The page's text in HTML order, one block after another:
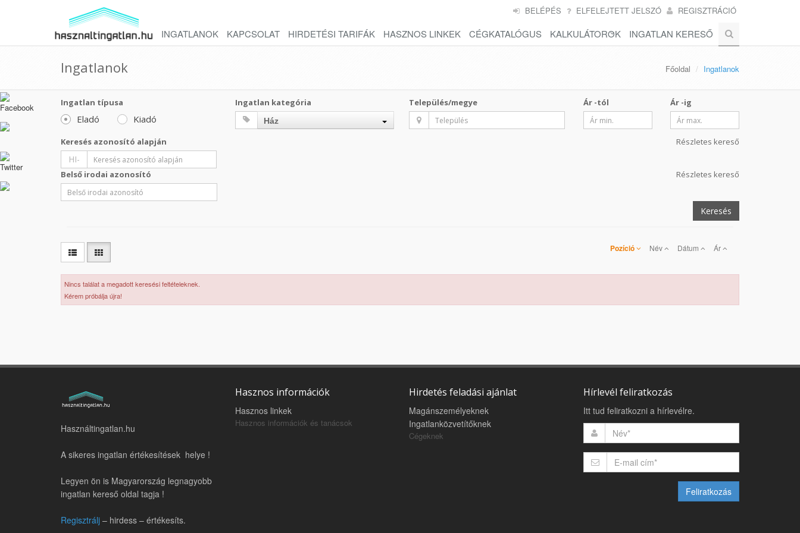
BELÉPÉS ELFELEJTETT JELSZÓ REGISZTRÁCIÓ
INGATLANOK KAPCSOLAT HIRDETÉSI TARIFÁK HASZNOS LINKEK CÉGKATALÓGUS KALKULÁTOROK INGATLAN KERESŐ
Ingatlanok Főoldal Ingatlanok
Ingatlan típusa
Eladó Kiadó
Ingatlan kategória
Ház
Település/megye Ár -tól Ár -ig
Keresés azonosító alapján
HI-
Részletes kereső
Belső irodai azonosító Részletes kereső
Keresés
Pozíció Név Dátum Ár
Nincs találat a megadott keresési feltételeknek.
Kérem próbálja újra!
Használtingatlan.hu
A sikeres ingatlan értékesítések helye !
Legyen ön is Magyarország legnagyobb
ingatlan kereső oldal tagja !
Regisztrálj – hirdess – értékesíts.
Hasznos információk
Hasznos linkek
Hasznos információk és tanácsok
Hirdetés feladási ajánlat
Magánszemélyeknek
Ingatlanközvetítőknek
Cégeknek
Hírlevél feliratkozás
Itt tud feliratkozni a hírlevélre.
Feliratkozás